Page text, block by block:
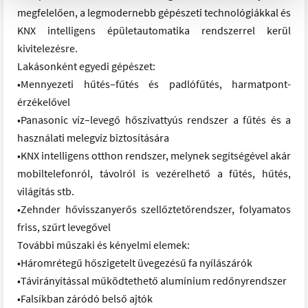
megfelelően, a legmodernebb gépészeti technológiákkal és
KNX intelligens épületautomatika rendszerrel kerül
kivitelezésre.
Lakásonként egyedi gépészet:
•Mennyezeti hűtés–fűtés és padlófűtés, harmatpont-
érzékelővel
•Panasonic víz–levegő hőszivattyús rendszer a fűtés és a
használati melegvíz biztosítására
•KNX intelligens otthon rendszer, melynek segítségével akár
mobiltelefonról, távolról is vezérelhető a fűtés, hűtés,
világítás stb.
•Zehnder hővisszanyerős szellőztetőrendszer, folyamatos
friss, szűrt levegővel
További műszaki és kényelmi elemek:
•Háromrétegű hőszigetelt üvegezésű fa nyílászárók
•Távirányítással működtethető alumínium redőnyrendszer
•Falsíkban záródó belső ajtók